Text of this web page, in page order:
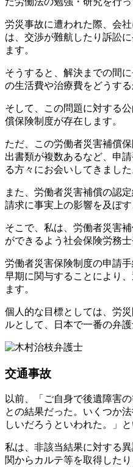
労災事故に遭われた際、会
は、交渉が難航したり訴訟
ます。
そうすると、解決までの間
の生活費や治療費をどうす
そして、この問題に対する
償保険制度が存在します。
ただ、この労働者災害補償
出書類が複数あるなど、申
る方々にお会いしてきました
また、労働者災害補償の認
請求に事実上の影響を及ぼす
そこで、私は、労働者災害
ができるよう社会保険労務士
労働者災害保険制度の申請
早期に関与することにより
ます。
個人的な目標としては、労
ルとして、日本で一番の弁
交通事故
以前、「ご自身で後遺障害
との結果だった。いくつか
しいだろうといわれた。」
私は、非該当結果に対する
関からカルテ等を取得した